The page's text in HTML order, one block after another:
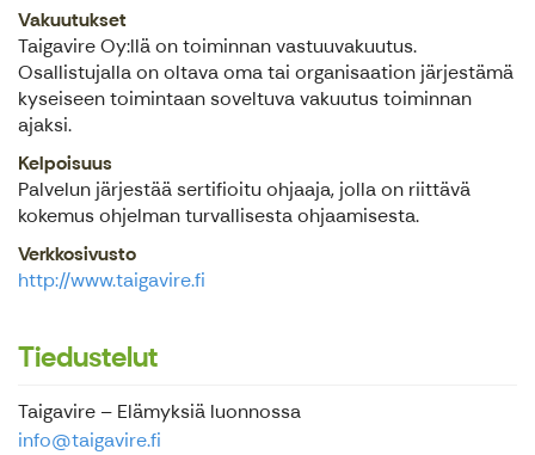
Vakuutukset
Taigavire Oy:llä on toiminnan vastuuvakuutus.
Osallistujalla on oltava oma tai organisaation järjestämä
kyseiseen toimintaan soveltuva vakuutus toiminnan
ajaksi.
Kelpoisuus
Palvelun järjestää sertifioitu ohjaaja, jolla on riittävä
kokemus ohjelman turvallisesta ohjaamisesta.
Verkkosivusto
http://www.taigavire.fi
Tiedustelut
Taigavire – Elämyksiä luonnossa
info@taigavire.fi